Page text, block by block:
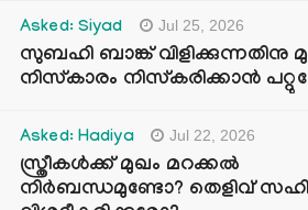
Asked: Siyad Jul 25, 2026
സുബഹി ബാങ്ക് വിളിക്കുന്നതിനു
നിസ്കാരം നിസ്കരിക്കാൻ
Asked: Hadiya Jul 22, 2026
സ്ത്രീകൾക്ക് മുഖം മറക്കൽ
നിർബന്ധമുണ്ടോ? തെളിവ്